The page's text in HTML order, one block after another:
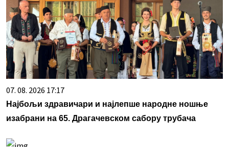
07. 08. 2026 17:17
Најбољи здравичари и најлепше народне ношње
изабрани на 65. Драгачевском сабору трубача